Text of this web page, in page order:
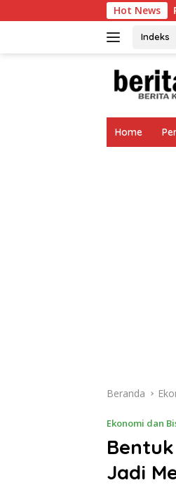
ke
Hot News
Peringati HUT Ke-81
Indeks
Home
Beranda
Ekonomi dan
Jadi